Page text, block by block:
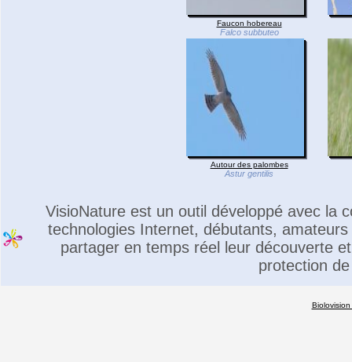
Faucon hobereau
Falco subbuteo
Autour des palombes
Astur gentilis
VisioNature est un outil développé avec la
technologies Internet, débutants,
partager en temps réel leur découverte
protection
Biolovision